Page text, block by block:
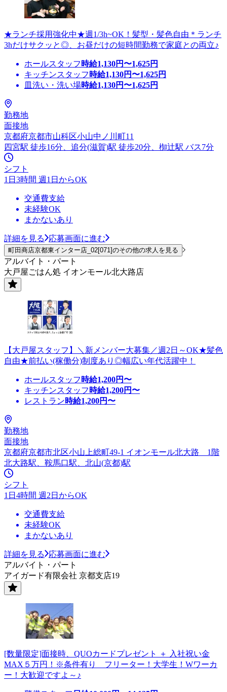
★ランチ採用強化中★週1/3h~OK！髪型・髪色自由＊ランチ
3hだけサクッと◎、お昼だけの短時間勤務で家庭との両立♪
ホールスタッフ 時給1,130円〜1,625円
キッチンスタッフ 時給1,130円〜1,625円
皿洗い・洗い場時給1,130円〜1,625円
勤務地
面接地
京都府京都市山科区小山中ノ川町11
四宮駅 徒歩16分、追分(滋賀)駅 徒歩20分、椥辻駅 バス7分
シフト
1日3時間 週1日からOK
交通費支給
未経験OK
まかないあり
詳細を見る 応募画面に進む
町田商店京都東インター店_02[071]のその他の求人を見る
アルバイト・パート
大戸屋ごはん処 イオンモール北大路店
【大戸屋スタッフ】＼新メンバー大募集／週2日～OK★髪色
自由★前払い(稼働分)制度あり◎幅広い年代活躍中！
ホールスタッフ 時給1,200円〜
キッチンスタッフ 時給1,200円〜
レストラン時給1,200円〜
勤務地
面接地
京都府京都市北区小山上総町49-1 イオンモール北大路 1階
北大路駅、鞍馬口駅、北山(京都)駅
シフト
1日4時間 週2日からOK
交通費支給
未経験OK
まかないあり
詳細を見る
応募画面に進む
アルバイト・パート
アイガード有限会社 京都支店19
[数量限定]面接時、QUOカードプレゼント ＋ 入社祝い金
MAX５万円！※条件有り フリーター！大学生！Wワーカ
ー！大歓迎ですよ～♪